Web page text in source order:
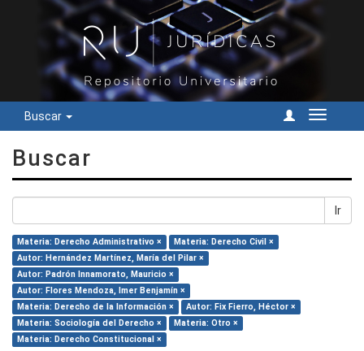
Buscar
Cambiar
Buscar
Ir
Materia: Derecho Administrativo ×
Materia: Derecho Civil ×
Autor: Hernández Martínez, María del Pilar ×
Autor: Padrón Innamorato, Mauricio ×
Autor: Flores Mendoza, Imer Benjamín ×
Materia: Derecho de la Información ×
Autor: Fix Fierro, Héctor ×
Materia: Sociología del Derecho ×
Materia: Otro ×
Materia: Derecho Constitucional ×